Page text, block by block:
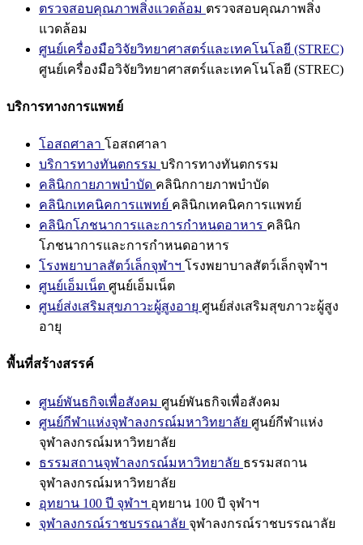
ตรวจสอบคุณภาพสิ่งแวดล้อม ตรวจสอบคุณภาพสิ่ง
แวดล้อม
ศูนย์เครื่องมือวิจัยวิทยาศาสตร์และเทคโนโลยี (STREC)
ศูนย์เครื่องมือวิจัยวิทยาศาสตร์และเทคโนโลยี (STREC)
บริการทางการแพทย์
โอสถศาลา โอสถศาลา
บริการทางทันตกรรม บริการทางทันตกรรม
คลินิกกายภาพบำบัด คลินิกกายภาพบำบัด
คลินิกเทคนิคการแพทย์ คลินิกเทคนิคการแพทย์
คลินิกโภชนาการและการกำหนดอาหาร คลินิก
โภชนาการและการกำหนดอาหาร
โรงพยาบาลสัตว์เล็กจุฬาฯ โรงพยาบาลสัตว์เล็กจุฬาฯ
ศูนย์เอ็มเน็ต ศูนย์เอ็มเน็ต
ศูนย์ส่งเสริมสุขภาวะผู้สูงอายุ ศูนย์ส่งเสริมสุขภาวะผู้สูง
อายุ
พื้นที่สร้างสรรค์
ศูนย์พันธกิจเพื่อสังคม ศูนย์พันธกิจเพื่อสังคม
ศูนย์กีฬาแห่งจุฬาลงกรณ์มหาวิทยาลัย ศูนย์กีฬาแห่ง
จุฬาลงกรณ์มหาวิทยาลัย
ธรรมสถานจุฬาลงกรณ์มหาวิทยาลัย ธรรมสถาน
จุฬาลงกรณ์มหาวิทยาลัย
อุทยาน 100 ปี จุฬาฯ อุทยาน 100 ปี จุฬาฯ
จุฬาลงกรณ์ราชบรรณาลัย จุฬาลงกรณ์ราชบรรณาลัย